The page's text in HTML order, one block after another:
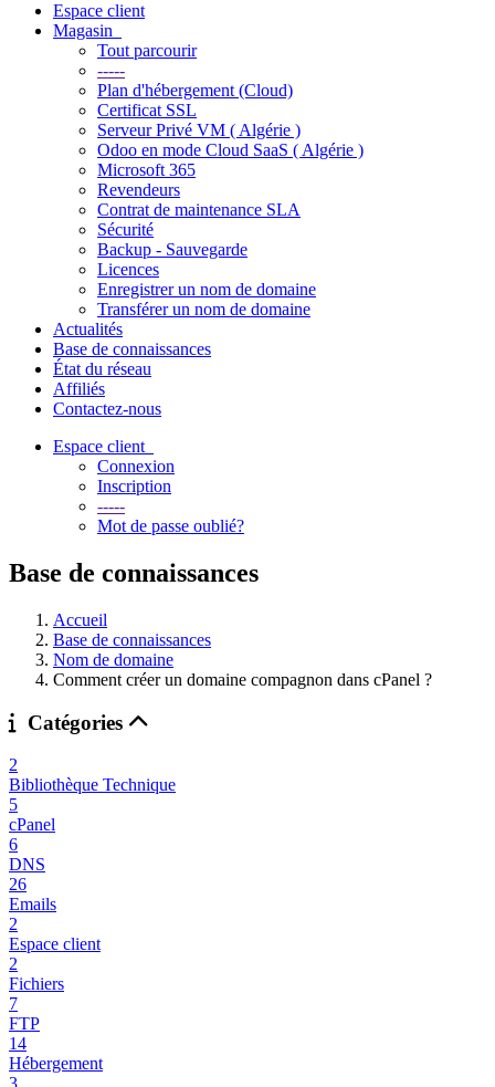
Espace client
Magasin
Tout parcourir
-----
Plan d'hébergement (Cloud)
Certificat SSL
Serveur Privé VM ( Algérie )
Odoo en mode Cloud SaaS ( Algérie )
Microsoft 365
Revendeurs
Contrat de maintenance SLA
Sécurité
Backup - Sauvegarde
Licences
Enregistrer un nom de domaine
Transférer un nom de domaine
Actualités
Base de connaissances
État du réseau
Affiliés
Contactez-nous
Espace client
Connexion
Inscription
-----
Mot de passe oublié?
Base de connaissances
Accueil
Base de connaissances
Nom de domaine
Comment créer un domaine compagnon dans cPanel ?
Catégories
2
Bibliothèque Technique
5
cPanel
6
DNS
26
Emails
2
Espace client
2
Fichiers
7
FTP
14
Hébergement